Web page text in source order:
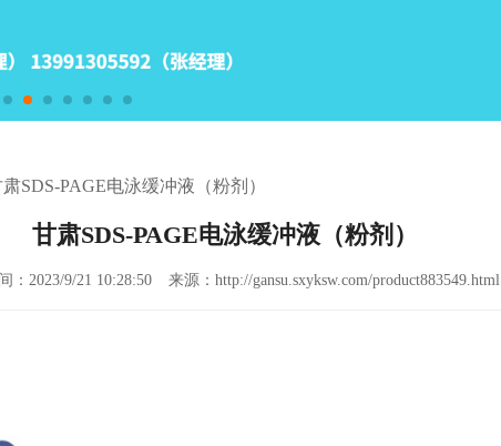
SDS-PAGE电泳缓冲液（粉剂）
甘肃SDS-PAGE电泳缓冲液（粉剂）
：2023/9/21 10:28:50 来源：http://gansu.sxyksw.com/product883549.html